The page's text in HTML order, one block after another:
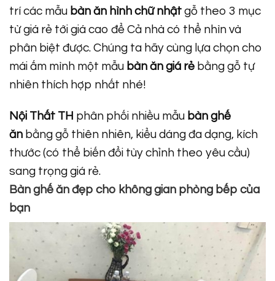
trí các mẫu bàn ăn hình chữ nhật gỗ theo 3 mục
từ giá rẻ tới giá cao để Cả nhà có thể nhìn và
phân biệt được. Chúng ta hãy cùng lựa chọn cho
mái ấm mình một mẫu bàn ăn giá rẻ bằng gỗ tự
nhiên thích hợp nhất nhé!
Nội Thất TH phân phối nhiều mẫu bàn ghế
ăn bằng gỗ thiên nhiên, kiểu dáng đa dạng, kích
thước (có thể biến đổi tùy chỉnh theo yêu cầu)
sang trọng giá rẻ.
Bàn ghế ăn đẹp cho không gian phòng bếp của
bạn